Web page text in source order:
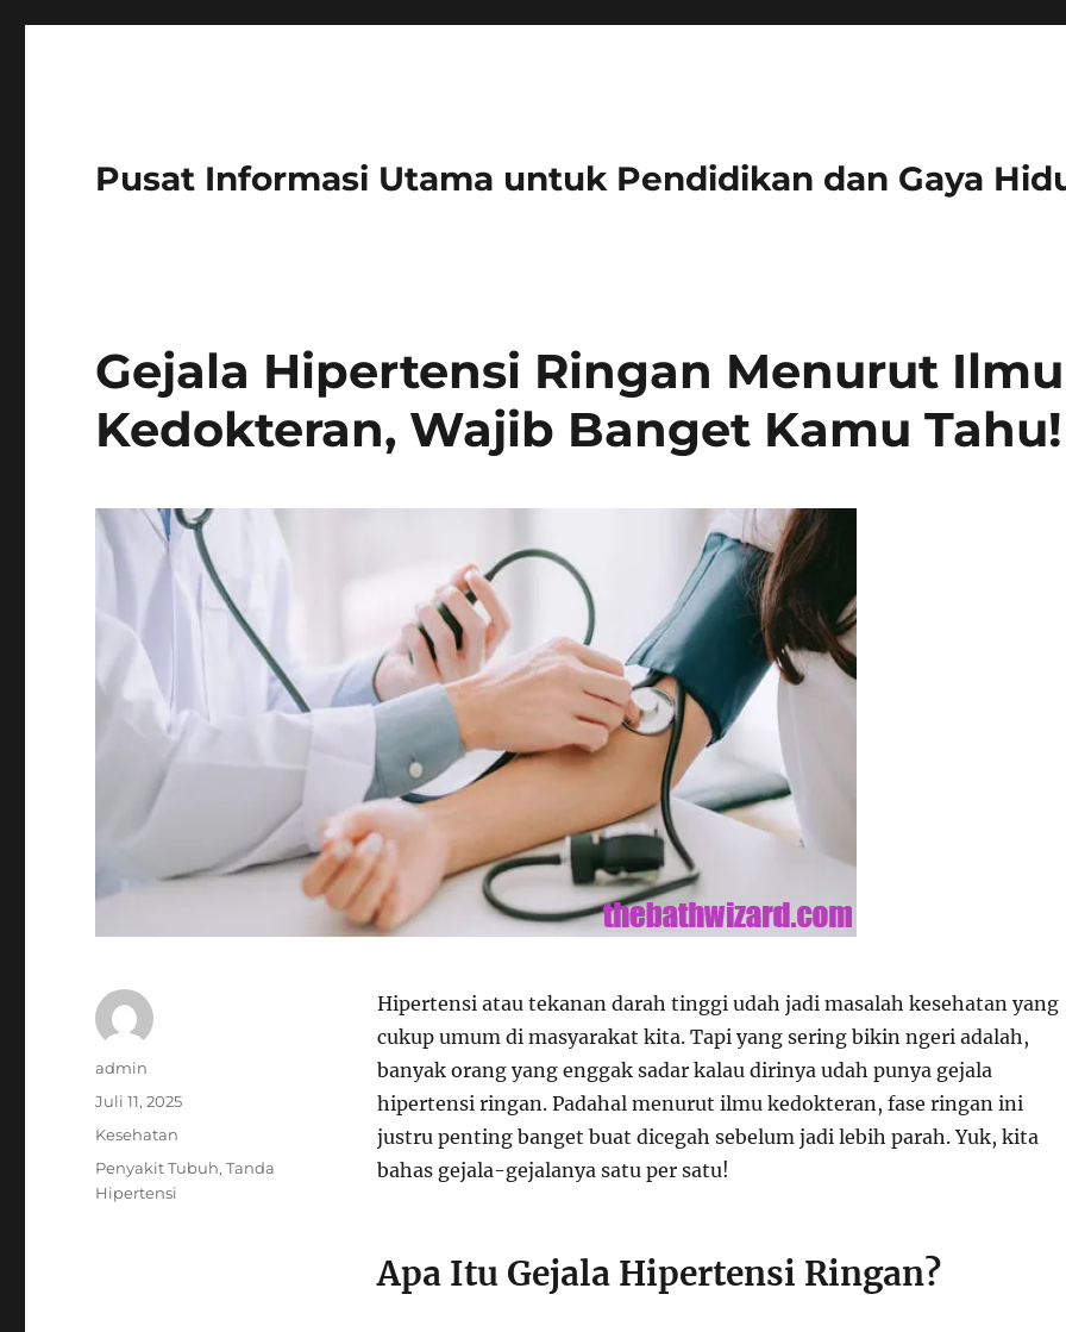
Pusat Informasi Utama untuk Pendidikan dan Gaya
Gejala Hipertensi Ringan Menurut Ilmu
Kedokteran, Wajib Banget Kamu Tahu!
Hipertensi atau tekanan darah tinggi udah jadi masalah kesehatan yang
cukup umum di masyarakat kita. Tapi yang sering bikin ngeri adalah,
banyak orang yang enggak sadar kalau dirinya udah punya gejala
hipertensi ringan. Padahal menurut ilmu kedokteran, fase ringan ini
justru penting banget buat dicegah sebelum jadi lebih parah. Yuk, kita
bahas gejala-gejalanya satu per satu!
Apa Itu Gejala Hipertensi Ringan?
Author
admin
Posted
Juli 11, 2025
Categories
Kesehatan
Tags
Penyakit Tubuh,Tanda
Hipertensi